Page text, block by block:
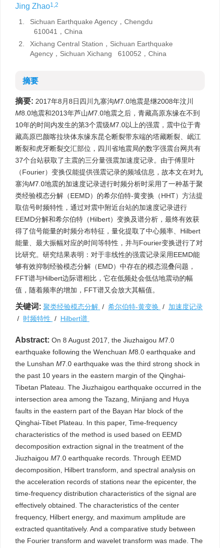
Jing Zhao1,2
1.
Sichuan Earthquake Agency，Chengdu
610041，China
2.
Xichang Central Station，Sichuan Earthquake
Agency，Sichuan Xichang 610052，China
摘要
摘要: 2017年8月8日四川九寨沟M7.0地震是继2008年汶川
M8.0地震和2013年芦山M7.0地震之后，青藏高原东缘在不到
10年的时间内发生的第3个震级M7.0以上的强震，震中位于青
藏高原巴颜喀拉块体东缘东昆仑断裂带东端的塔藏断裂、岷江
断裂和虎牙断裂交汇部位，四川省地震局的数字强震台网共有
37个台站获取了主震的三分量强震加速度记录。由于傅里叶
（Fourier）变换仅能提供强震记录的频域信息，故本文在对九
寨沟M7.0地震的加速度记录进行时频分析时采用了一种基于聚
类经验模态分解（EEMD）的希尔伯特-黄变换（HHT）方法提
取信号时频特性，通过对震中附近台站的加速度记录进行
EEMD分解和希尔伯特（Hilbert）变换及谱分析，最终有效获
得了信号能量的时频分布特征，量化提取了中心频率、Hilbert
能量、最大振幅对应的时间等特性，并与Fourier变换进行了对
比研究。研究结果表明：对于非线性的强震记录采用EEMD能
够有效抑制经验模态分解（EMD）中存在的模态混叠问题，
FFT谱与Hilbert边际谱相比，它在低频处会低估地震动的幅
值，随着频率的增加，FFT谱又会放大其幅值。
关键词: 聚类经验模态分解 / 希尔伯特-黄变换 / 加速度记录
/ 时频特性 / Hilbert谱
Abstract: On 8 August 2017, the Jiuzhaigou M7.0
earthquake following the Wenchuan M8.0 earthquake and
the Lunshan M7.0 earthquake was the third strong shock in
the past 10 years in the eastern margin of the Qinghai-
Tibetan Plateau. The Jiuzhaigou earthquake occurred in the
intersection area among the Tazang, Minjiang and Huya
faults in the eastern part of the Bayan Har block of the
Qinghai-Tibet Plateau. In this paper, Time-frequency
characteristics of the method is used based on EEMD
decomposition extraction signal in the treatment of the
Jiuzhaigou M7.0 earthquake records. Through EEMD
decomposition, Hilbert transform, and spectral analysis on
the acceleration records of stations near the epicenter, the
time-frequency distribution characteristics of the signal are
effectively obtained. The characteristics of the center
frequency, Hilbert energy, and maximum amplitude are
extracted quantitatively. And a comparative study between
the Fourier transform and wavelet transform was made. The